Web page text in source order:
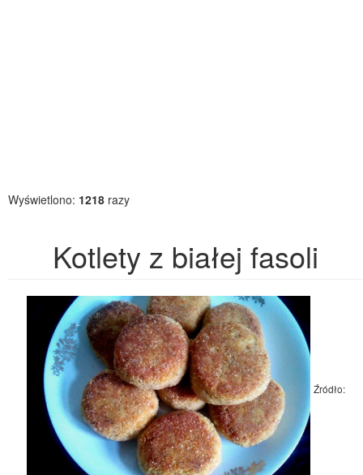
Wyświetlono: 1218 razy
Kotlety z białej fasoli
Źródło: